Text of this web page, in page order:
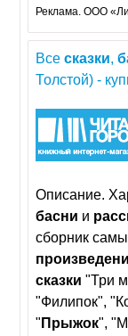
Реклама. ООО
Всесказки,
Толстой) -
Описание.
басни и
сборник
сказки "Три
"Филипок",
" Прыжок",